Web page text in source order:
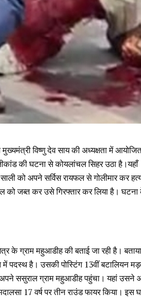
विष्णु देव साय की अध्यक्षता में
की घटना से कोयलांचल सिहर उठा है।यहाँ
को अपने सर्विस रायफल से गोलीमार कर
जब्त कर उसे गिरफ्तार कर लिया है। घटना
के ग्राम महुआडीह की बताई जा रही है।
पदस्थ है। उसकी पोस्टिंग 13वीं बटालियन
ससुराल ग्राम महुआडीह पहुंचा। यहां उसने
17 वर्ष पर तीन राउंड फायर किया। इस